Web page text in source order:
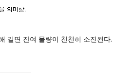
길면 잔여 물량이 천천히 소진된다